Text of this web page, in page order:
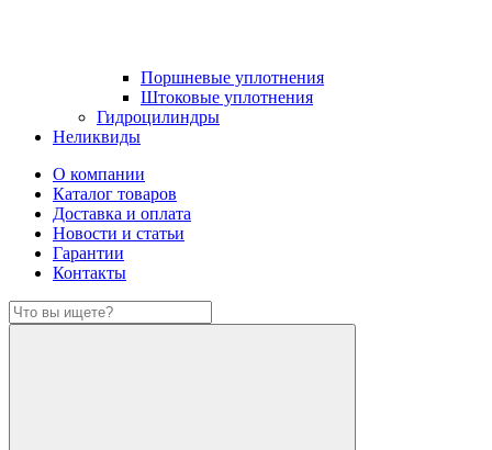
Поршневые уплотнения
Штоковые уплотнения
Гидроцилиндры
Неликвиды
О компании
Каталог товаров
Доставка и оплата
Новости и статьи
Гарантии
Контакты